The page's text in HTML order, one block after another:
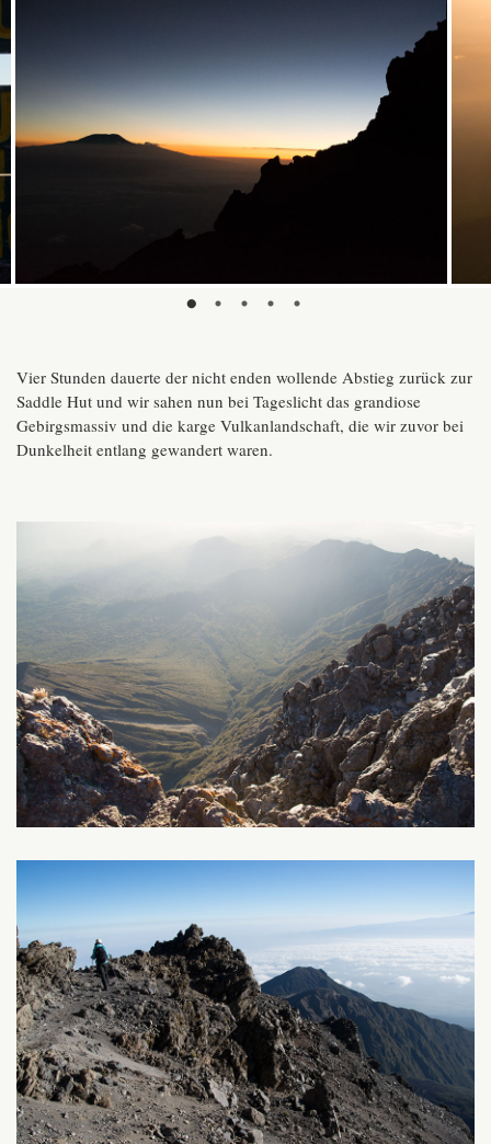
Vier Stunden dauerte der nicht enden wollende Abstieg zurück zur
Saddle Hut und wir sahen nun bei Tageslicht das grandiose
Gebirgsmassiv und die karge Vulkanlandschaft, die wir zuvor bei
Dunkelheit entlang gewandert waren.